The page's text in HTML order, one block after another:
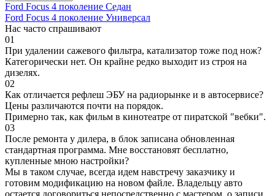
Ford Focus 4 поколение Седан
Ford Focus 4 поколение Универсал
Нас часто спрашивают
01
При удалении сажевого фильтра, катализатор тоже под нож?
Категорически нет. Он крайне редко выходит из строя на
дизелях.
02
Как отличается рефлеш ЭБУ на радиорынке и в автосервисе?
Цены различаются почти на порядок.
Примерно так, как фильм в кинотеатре от пиратской "вебки".
03
После ремонта у дилера, в блок записана обновленная
стандартная программа. Мне восстановят бесплатно,
купленные мною настройки?
Мы в таком случае, всегда идем навстречу заказчику и
готовим модификацию на новом файле. Владельцу авто
остается договориться непосредственно с мастером, о записи